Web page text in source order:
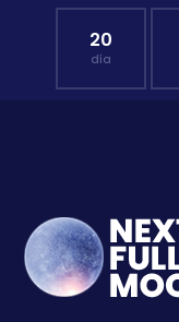
20
día